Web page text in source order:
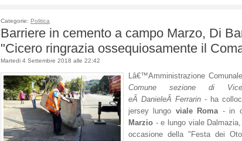
Categorie: Politica
Barriere in cemento a campo Marzo, Di
"Cicero ringrazia ossequiosamente il
Martedi 4 Settembre 2018 alle 22:42
Lâ€™Amministrazione
Comune sezione di
eÂ DanieleÂ Ferrarin - ha
jersey lungo viale Roma- in
Marzio - e lungo viale
occasione della "Festa dei